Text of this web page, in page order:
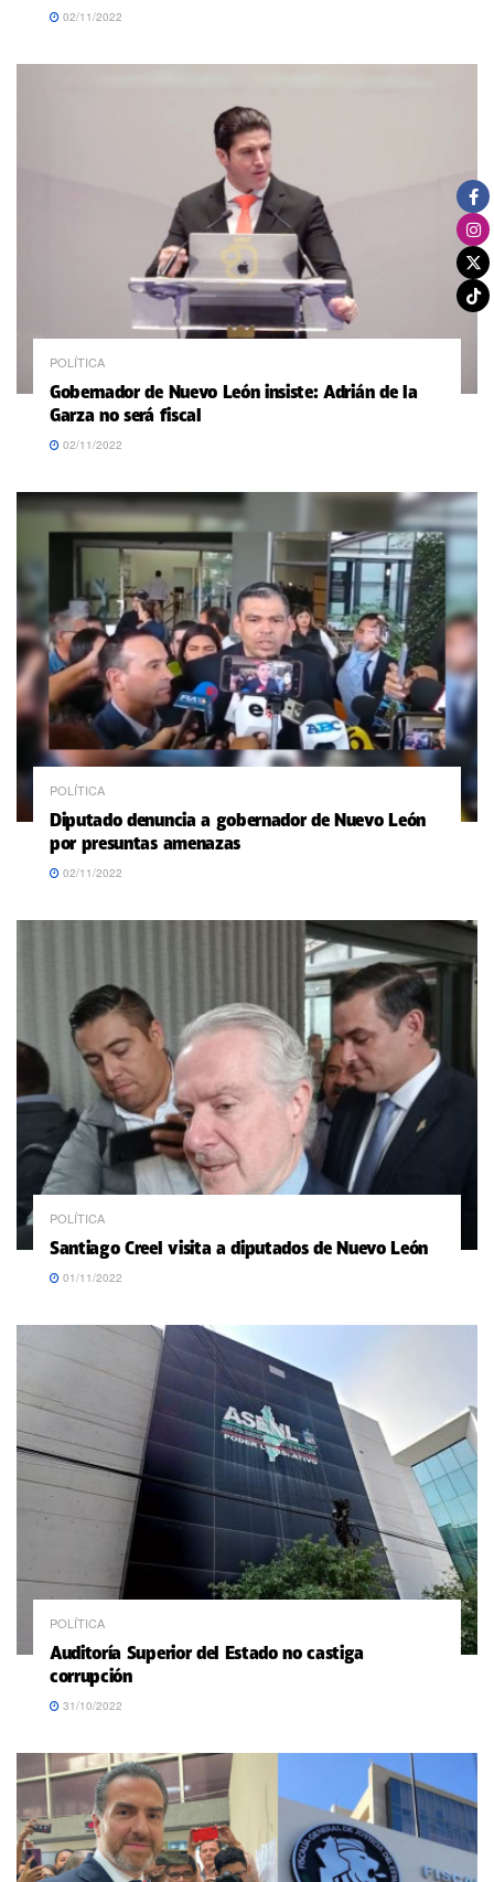
02/11/2022
POLÍTICA
Gobernador de Nuevo León insiste: Adrián de la
Garza no será fiscal
02/11/2022
POLÍTICA
Diputado denuncia a gobernador de Nuevo León
por presuntas amenazas
02/11/2022
POLÍTICA
Santiago Creel visita a diputados de Nuevo León
01/11/2022
POLÍTICA
Auditoría Superior del Estado no castiga
corrupción
31/10/2022